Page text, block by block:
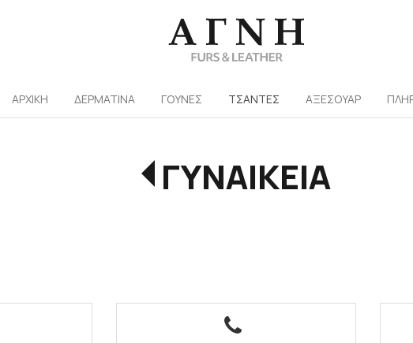
ΑΡΧΙΚΗ ΔΕΡΜΑΤΙΝΑ ΓΟΥΝΕΣ ΤΣΑΝΤΕΣ ΑΞΕΣΟΥΑΡ
ΓΥΝΑΙΚΕΙΑ